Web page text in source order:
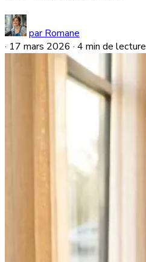
par Romane
· 17 mars 2026 · 4 min de lecture